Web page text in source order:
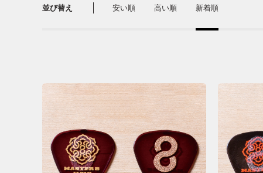
並び替え 安い順 高い順 新着順